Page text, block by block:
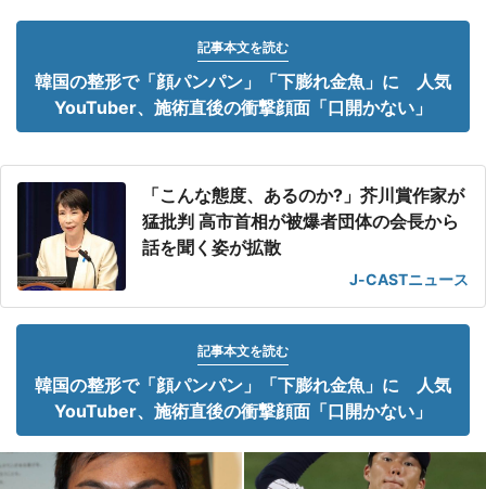
記事本文を読む
韓国の整形で「顔パンパン」「下膨れ金魚」に 人気
YouTuber、施術直後の衝撃顔面「口開かない」
「こんな態度、あるのか?」芥川賞作家が
猛批判 高市首相が被爆者団体の会長から
話を聞く姿が拡散
J-CASTニュース
記事本文を読む
韓国の整形で「顔パンパン」「下膨れ金魚」に 人気
YouTuber、施術直後の衝撃顔面「口開かない」